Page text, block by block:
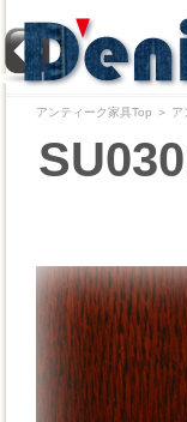
アンティーク家具Top ＞ ア